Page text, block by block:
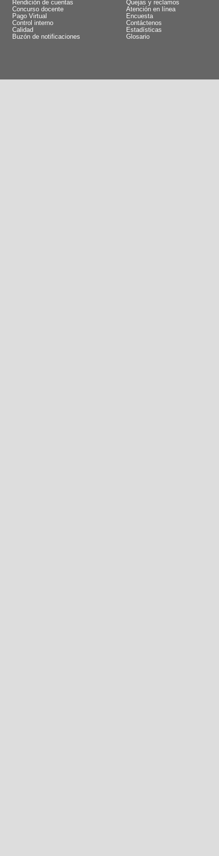
Rendición de cuentas
Concurso docente
Pago Virtual
Control interno
Calidad
Buzón de notificaciones
Quejas y reclamos
Atención en línea
Encuesta
Contáctenos
Estadísticas
Glosario